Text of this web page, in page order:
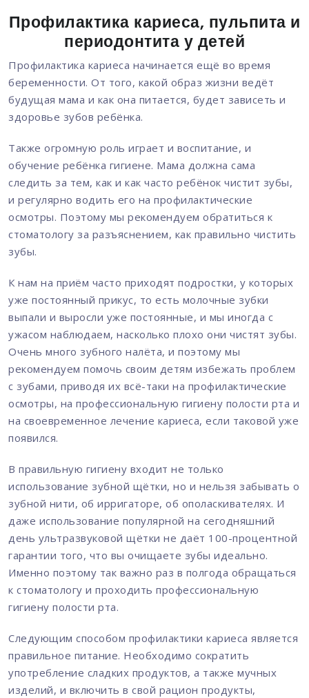
Профилактика кариеса, пульпита и
периодонтита у детей
Профилактика кариеса начинается ещё во время
беременности. От того, какой образ жизни ведёт
будущая мама и как она питается, будет зависеть и
здоровье зубов ребёнка.
Также огромную роль играет и воспитание, и
обучение ребёнка гигиене. Мама должна сама
следить за тем, как и как часто ребёнок чистит зубы,
и регулярно водить его на профилактические
осмотры. Поэтому мы рекомендуем обратиться к
стоматологу за разъяснением, как правильно чистить
зубы.
К нам на приём часто приходят подростки, у которых
уже постоянный прикус, то есть молочные зубки
выпали и выросли уже постоянные, и мы иногда с
ужасом наблюдаем, насколько плохо они чистят зубы.
Очень много зубного налёта, и поэтому мы
рекомендуем помочь своим детям избежать проблем
с зубами, приводя их всё-таки на профилактические
осмотры, на профессиональную гигиену полости рта и
на своевременное лечение кариеса, если таковой уже
появился.
В правильную гигиену входит не только
использование зубной щётки, но и нельзя забывать о
зубной нити, об ирригаторе, об ополаскивателях. И
даже использование популярной на сегодняшний
день ультразвуковой щётки не даёт 100-процентной
гарантии того, что вы очищаете зубы идеально.
Именно поэтому так важно раз в полгода обращаться
к стоматологу и проходить профессиональную
гигиену полости рта.
Следующим способом профилактики кариеса является
правильное питание. Необходимо сократить
употребление сладких продуктов, а также мучных
изделий, и включить в свой рацион продукты,